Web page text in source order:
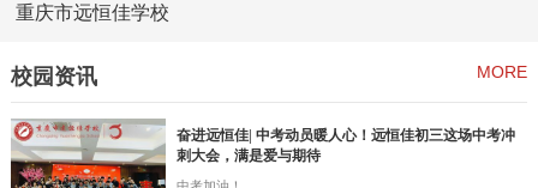
重庆市远恒佳学校
校园资讯 MORE
奋进远恒佳| 中考动员暖人心！远恒佳初三这场中考冲
刺大会，满是爱与期待